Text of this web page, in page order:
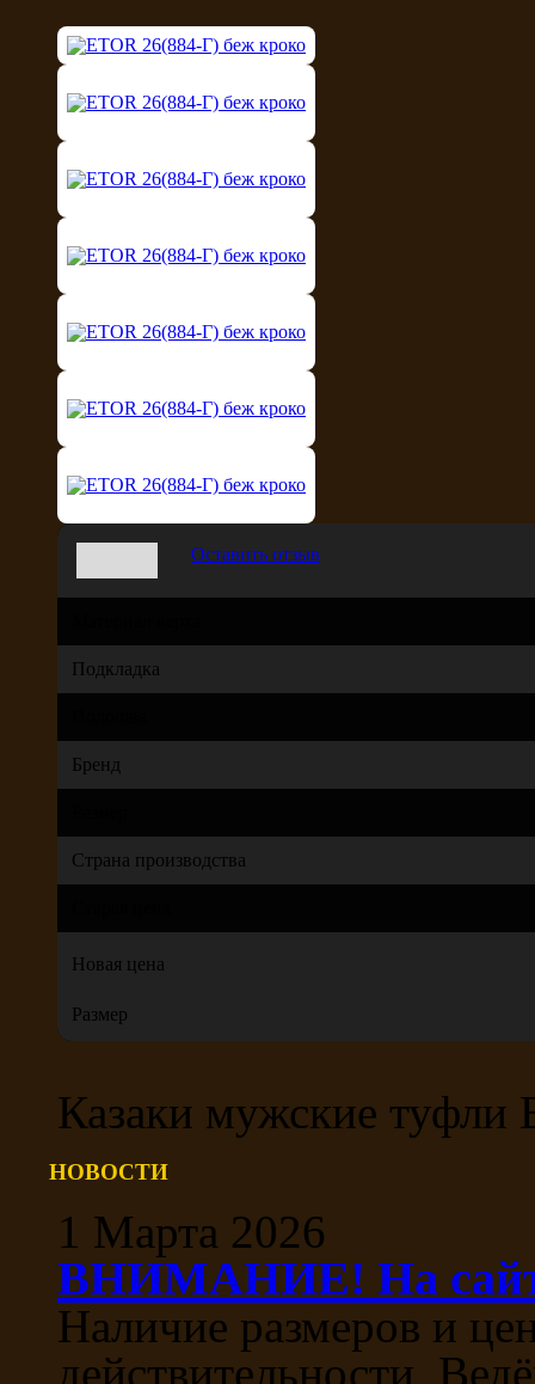
Оставить отзыв
Подкладка
Бренд
Страна производства
Новая цена
Размер
Казаки мужские туфли
НОВОСТИ
1 Марта 2026
ВНИМАНИЕ! На сайте
Наличие размеров и
действительности,